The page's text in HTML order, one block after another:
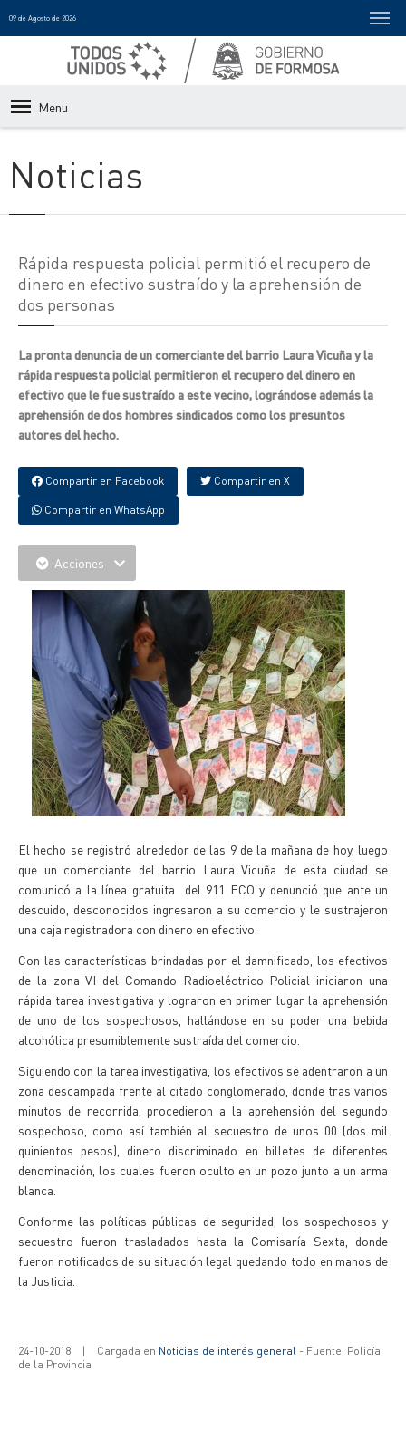
09 de Agosto de 2026
Menu
Noticias
Rápida respuesta policial permitió el recupero de
dinero en efectivo sustraído y la aprehensión de
dos personas
La pronta denuncia de un comerciante del barrio Laura Vicuña y la
rápida respuesta policial permitieron el recupero del dinero en
efectivo que le fue sustraído a este vecino, lográndose además la
aprehensión de dos hombres sindicados como los presuntos
autores del hecho.
Compartir en Facebook Compartir en X
Compartir en WhatsApp
Acciones
El hecho se registró alrededor de las 9 de la mañana de hoy, luego
que un comerciante del barrio Laura Vicuña de esta ciudad se
comunicó a la línea gratuita del 911 ECO y denunció que ante un
descuido, desconocidos ingresaron a su comercio y le sustrajeron
una caja registradora con dinero en efectivo.
Con las características brindadas por el damnificado, los efectivos
de la zona VI del Comando Radioeléctrico Policial iniciaron una
rápida tarea investigativa y lograron en primer lugar la aprehensión
de uno de los sospechosos, hallándose en su poder una bebida
alcohólica presumiblemente sustraída del comercio.
Siguiendo con la tarea investigativa, los efectivos se adentraron a un
zona descampada frente al citado conglomerado, donde tras varios
minutos de recorrida, procedieron a la aprehensión del segundo
sospechoso, como así también al secuestro de unos 00 (dos mil
quinientos pesos), dinero discriminado en billetes de diferentes
denominación, los cuales fueron oculto en un pozo junto a un arma
blanca.
Conforme las políticas públicas de seguridad, los sospechosos y
secuestro fueron trasladados hasta la Comisaría Sexta, donde
fueron notificados de su situación legal quedando todo en manos de
la Justicia.
24-10-2018 | Cargada en Noticias de interés general - Fuente: Policía
de la Provincia